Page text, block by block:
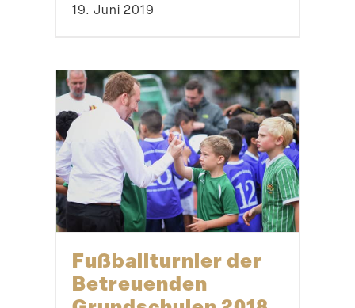
19. Juni 2019
Fußball­turnier der
Betreu­enden